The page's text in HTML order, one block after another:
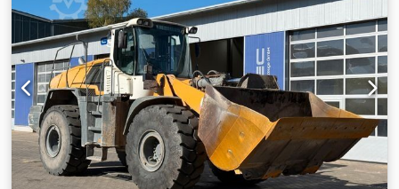
TEREX TL260 Radlader mit Hubgerüstverlängerung,
Ladehöhe 5.325 mm Crodpfxoy R H D Dj Abisf BJ 2017 15,8
Ton 8.054 H Klimaanlage Zentralschmierung
Finanzierungsbeispiel: * Interne Nummer: Radlader
* Kaufpreis: 42.900,00 ¤ * Anzahlung:
10% * Laufzeit: 60 * Monatliche Rate: 661,92 ¤
Restwert: 8.180,00 ¤ Wenn das Angebot Ihnen
zusagt oder dieses nach Ihren Bedürfnissen anpassen
wollen, kontaktieren Sie uns unter Hr. Enchev). Wir freuen
uns auf Ihren Anruf Irrtümer vorbehalten Gerne